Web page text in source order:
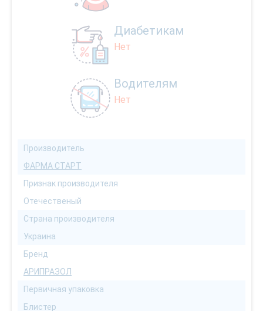
Диабетикам
Нет
Водителям
Нет
Производитель
ФАРМА СТАРТ
Признак производителя
Отечественый
Страна производителя
Украина
Бренд
АРИПРАЗОЛ
Первичная упаковка
Блистер